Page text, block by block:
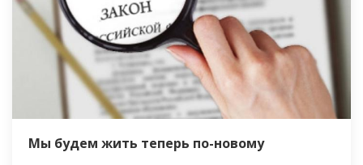
Мы будем жить теперь по-новому